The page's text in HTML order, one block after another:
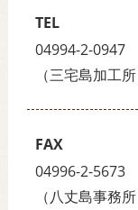
TEL
04994-2-0947
（三宅島加工所
FAX
04996-2-5673
（八丈島事務所